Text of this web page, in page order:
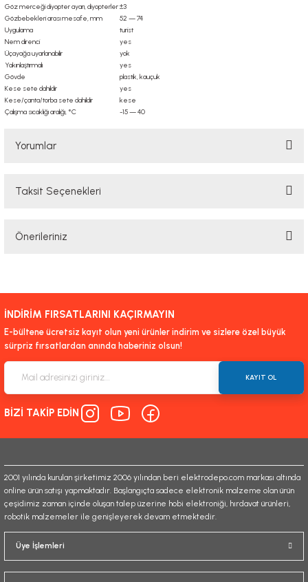
Göz merceği diyopter ayarı, diyopterler±3
Gözbebekleri arası mesafe, mm
52 — 74
Uygulama
turist
Nem direnci
yes
Üçayağa uyarlanabilir
yok
Yakınlaştırmalı
yes
Gövde
plastik, kauçuk
Kese sete dahildir
yes
Kese/çanta/torba sete dahildir
kese
Çalışma sıcaklığı aralığı, °C
-15 — 40
Yorumlar
Taksit Seçenekleri
Önerileriniz
yetersiz gördüğünüz noktaları öneri formunu kullanarak tarafımıza
iletebilirsiniz.
Görüş ve önerileriniz için teşekkür ederiz.
Ürün açıklamasında eksik bilgiler bulunuyor.
Ürün bilgilerinde hatalar bulunuyor.
Ürün fiyatı diğer sitelerden daha pahalı.
Gönder
İNDİRİM FIRSATLARINI KAÇIRMAYIN
E-bültene ücretsiz kayıt olun yeni ürünler indirim ve sizlere özel büyük
sürpriz fırsatlardan anında haberiniz olsun!
KAYIT OL
BİZİ TAKİP EDİN
2001 yılında kurulan şirketimiz 2006 yılından beri elektrodepo.com markası altında
online ürün satışı yapmaktadır. Başlangıçta sadece elektronik malzeme olan ürün
çeşidimiz zaman içinde oluşan talep üzerine hobi elektroniği, hırdavat ürünleri,
robotik malzemeler ile genişleyerek devam etmektedir.
Üye İşlemleri